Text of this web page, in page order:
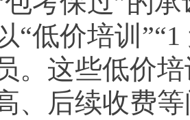
“低价培训
。这些低价
、后续收费